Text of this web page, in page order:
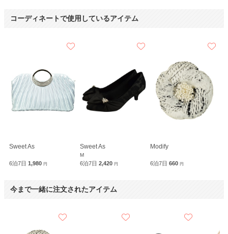
体型 :標準
使用時期 :
思っていたより、すごく良かったです。
ありがとうございました。
コーディネートで使用しているアイテム
Sweet As
6泊7日 1,980 円
Sweet As
M
6泊7日 2,420 円
Modify
6泊7日660円
今まで一緒に注文されたアイテム